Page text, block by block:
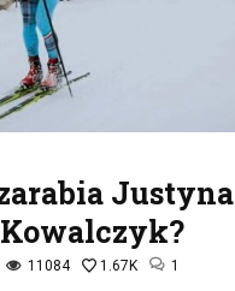
Justyna
Kowalczyk?
11084 1.67K 1